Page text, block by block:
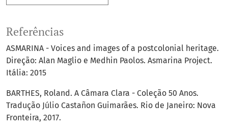
Referências
ASMARINA - Voices and images of a postcolonial heritage.
Direção: Alan Maglio e Medhin Paolos. Asmarina Project.
Itália: 2015
BARTHES, Roland. A Câmara Clara - Coleção 50 Anos.
Tradução Júlio Castañon Guimarães. Rio de Janeiro: Nova
Fronteira, 2017.